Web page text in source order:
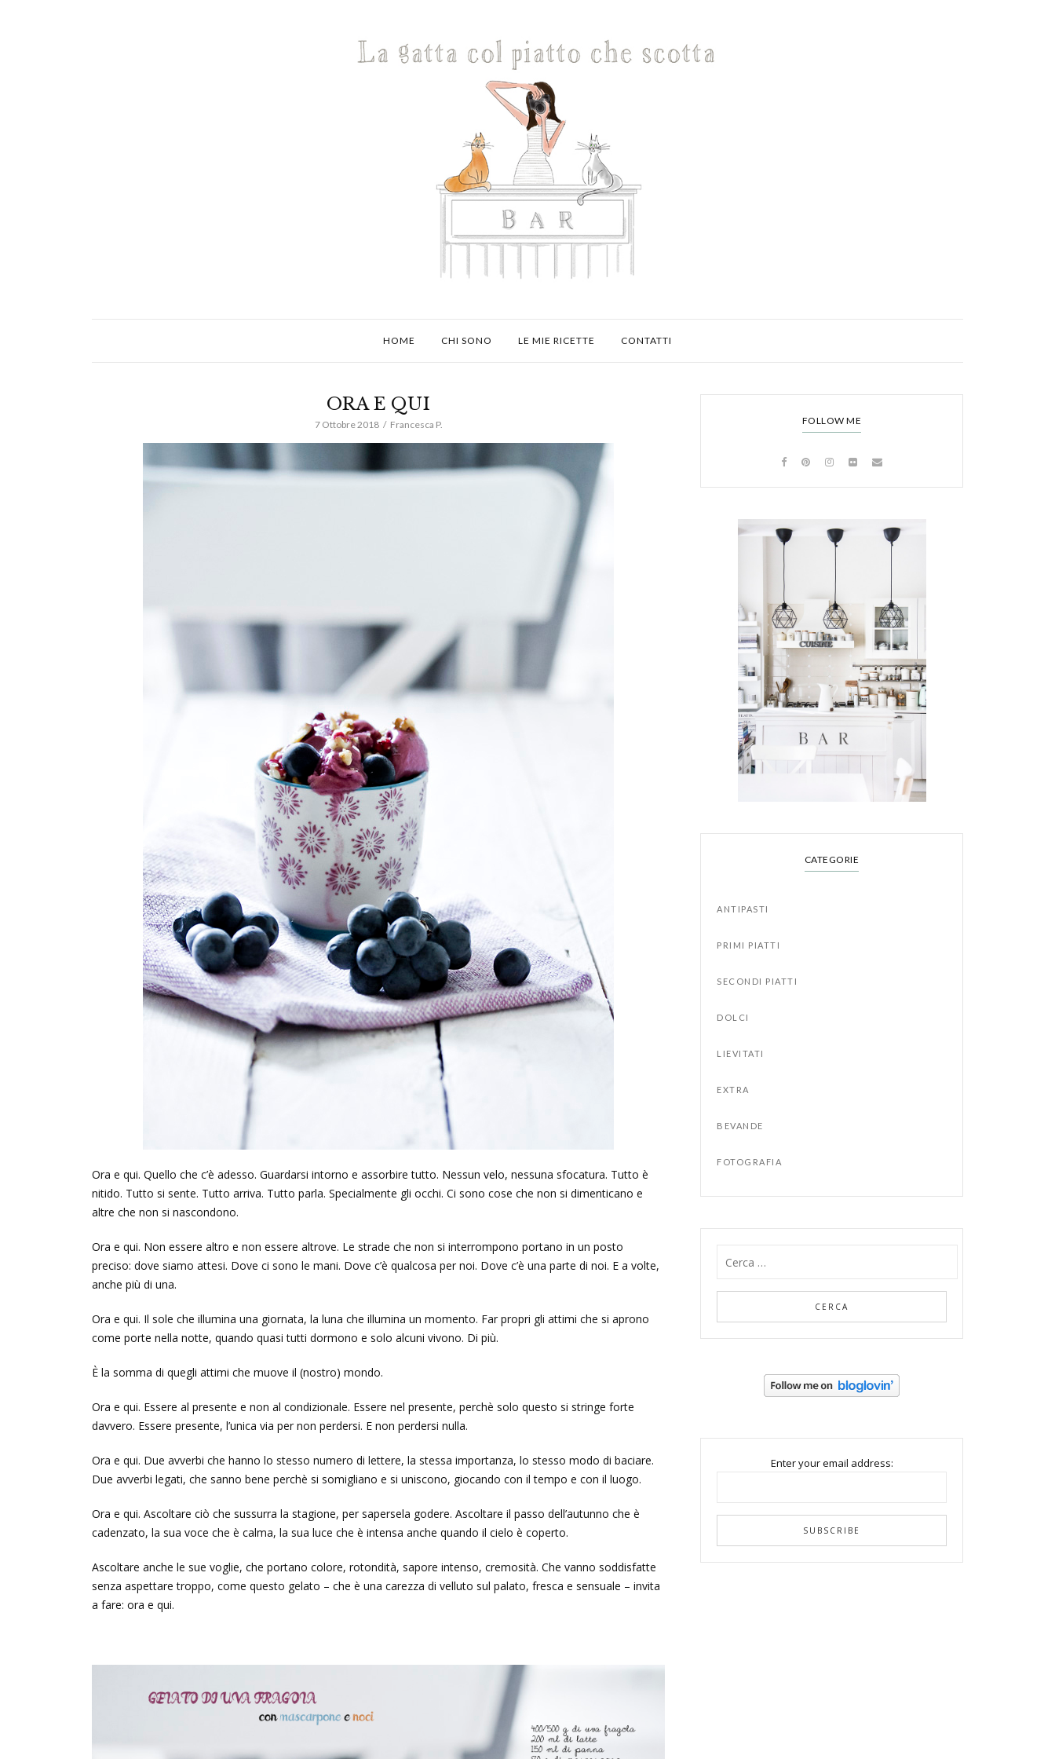
HOME CHI SONO LE MIE RICETTE CONTATTI
ORA E QUI
7 Ottobre 2018 Francesca P.
Ora e qui. Quello che c’è adesso. Guardarsi intorno e assorbire tutto. Nessun velo, nessuna sfocatura. Tutto è
nitido. Tutto si sente. Tutto arriva. Tutto parla. Specialmente gli occhi. Ci sono cose che non si dimenticano e
altre che non si nascondono.
Ora e qui. Non essere altro e non essere altrove. Le strade che non si interrompono portano in un posto
preciso: dove siamo attesi. Dove ci sono le mani. Dove c’è qualcosa per noi. Dove c’è una parte di noi. E a volte,
anche più di una.
Ora e qui. Il sole che illumina una giornata, la luna che illumina un momento. Far propri gli attimi che si aprono
come porte nella notte, quando quasi tutti dormono e solo alcuni vivono. Di più.
È la somma di quegli attimi che muove il (nostro) mondo.
Ora e qui. Essere al presente e non al condizionale. Essere nel presente, perchè solo questo si stringe forte
davvero. Essere presente, l’unica via per non perdersi. E non perdersi nulla.
Ora e qui. Due avverbi che hanno lo stesso numero di lettere, la stessa importanza, lo stesso modo di baciare.
Due avverbi legati, che sanno bene perchè si somigliano e si uniscono, giocando con il tempo e con il luogo.
Ora e qui. Ascoltare ciò che sussurra la stagione, per sapersela godere. Ascoltare il passo dell’autunno che è
cadenzato, la sua voce che è calma, la sua luce che è intensa anche quando il cielo è coperto.
Ascoltare anche le sue voglie, che portano colore, rotondità, sapore intenso, cremosità. Che vanno soddisfatte
senza aspettare troppo, come questo gelato – che è una carezza di velluto sul palato, fresca e sensuale – invita
a fare: ora e qui.
FOLLOW ME
CATEGORIE
ANTIPASTI
PRIMI PIATTI
SECONDI PIATTI
DOLCI
LIEVITATI
EXTRA
BEVANDE
FOTOGRAFIA
Enter your email address: